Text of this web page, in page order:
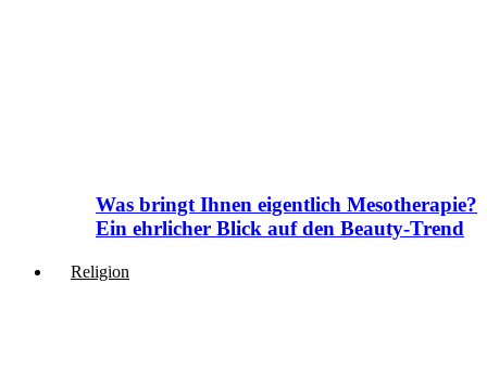
Was bringt Ihnen eigentlich Mesotherapie?
Ein ehrlicher Blick auf den Beauty-Trend
Religion